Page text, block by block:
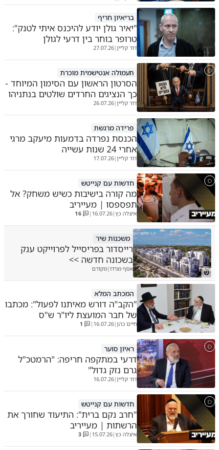
בריאיון חריף
"יאיר גולן יודע להיכנס איתי לטנק":
טרופר בוחר בין דרעי לגולן
דוד קליין|
27.07.26
תעמולה אנטישמית מוכרת
הסרטון הראשון עם הסימון המיוחד -
כך הנציגים החרדים שולטים בנתניהו
דוד קליין|
26.07.26
פרידה מרגשת
הכנסת נפרדה בדמעות מיעקב מרגי
אחרי 24 שנות עשייה
דוד קליין|
17.07.26
חדשות עם קנייטש
מה קורה בישיבות כשיש משחק? אל
תפספסו | מעייריב
איצלה כץ|
16.07.26
|
16
ש
משכנות שיר
רייסדור בפריסייל לפרוייקט ענק
בשכונה חדשה >>
אסף מגידו|מקודם
המכתב המלא
"הקב"ה דורש מאיתנו לפעול": מכתבו
של חבר המועצת ליו"ר ש"ס
חיים כהן|
16.07.26
|
1
ראיון סוער
דרעי במתקפה חריפה: "הרמטכ"ל
גרם נזק גדול"
דוד קליין|
16.07.26
חדשות עם קנייטש
"חרב נקם ברית": התיעוד שחורך את
הרשתות | מעייריב
איצלה כץ|
15.07.26
|
3